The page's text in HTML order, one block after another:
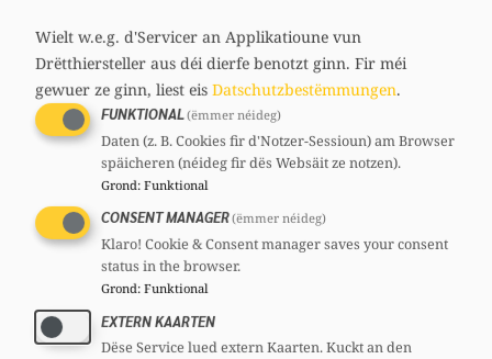
links
Wielt w.e.g. d'Servicer an Applikatioune vun
Drëtthiersteller aus déi dierfe benotzt ginn. Fir méi
gewuer ze ginn, liest eis Datschutzbestëmmungen.
FUNKTIONAL(ëmmer néideg)
Daten (z. B. Cookies fir d'Notzer-Sessioun) am Browser
späicheren (néideg fir dës Websäit ze notzen).
Grond: Funktional
CONSENT MANAGER(ëmmer néideg)
Klaro! Cookie & Consent manager saves your consent
status in the browser.
Grond: Funktional
EXTERN KAARTEN
Dëse Service lued extern Kaarten. Kuckt an den